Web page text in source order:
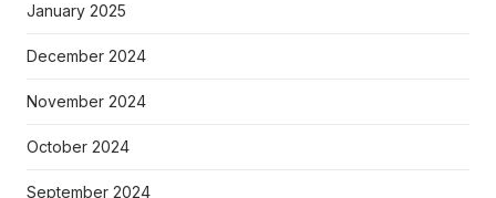
January 2025
December 2024
November 2024
October 2024
September 2024